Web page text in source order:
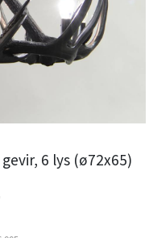
6 lys (ø72x65)